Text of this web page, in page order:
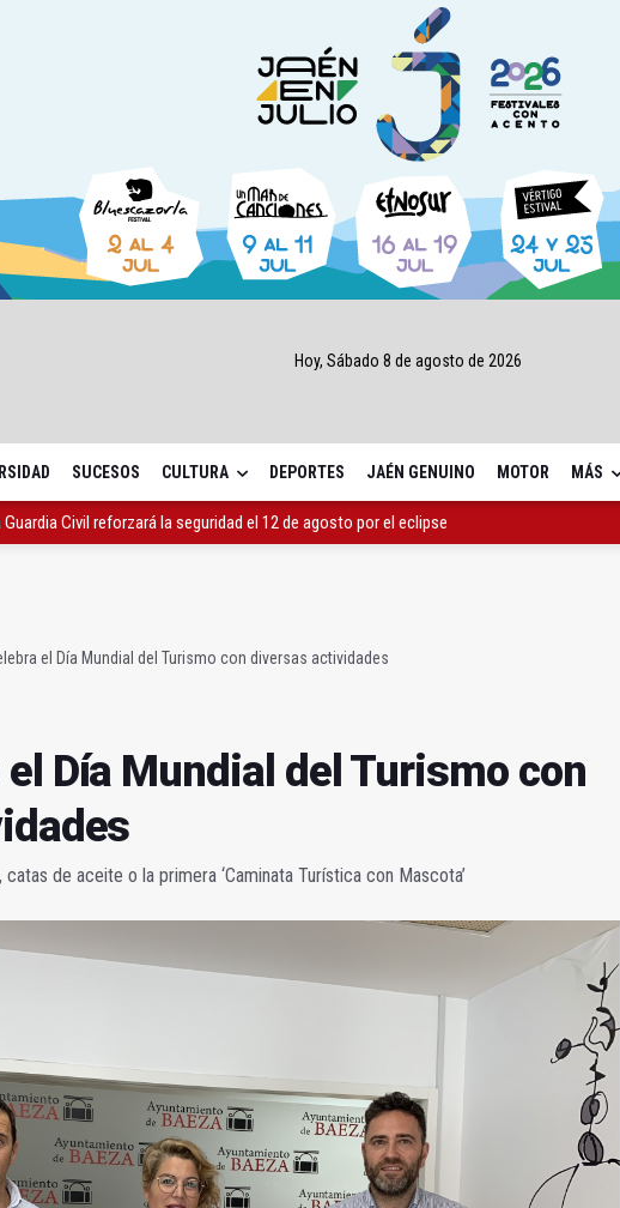
Hoy, Sábado 8 de agosto de 2026
SUCESOS CULTURA DEPORTES JAÉN GENUINO MOTOR MÁS
Guardia Civil reforzará la seguridad el 12 de agosto por el eclipse
el Día Mundial del Turismo con diversas actividades
el Día Mundial del Turismo con
de aceite o la primera ‘Caminata Turística con Mascota’